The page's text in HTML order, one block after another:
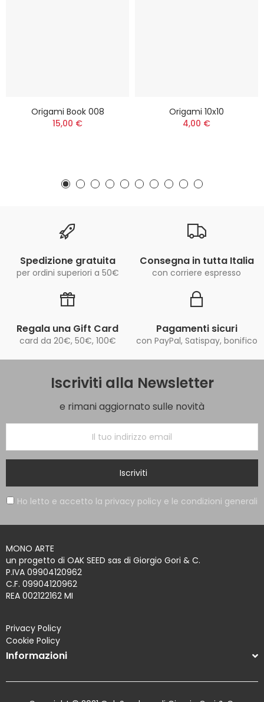
Origami Book 008
15,00 €
Origami 10x10
4,00 €
Spedizione gratuita
per ordini superiori a 50€
Consegna in tutta Italia
con corriere espresso
Regala una Gift Card
card da 20€, 50€, 100€
Pagamenti sicuri
con PayPal, Satispay, bonifico
Iscriviti alla Newsletter
e rimani aggiornato sulle novità
Iscriviti
Ho letto e accetto la privacy policy e le condizioni generali
MONO ARTE
un progetto di OAK SEED sas di Giorgio Gori & C.
P.IVA 09904120962
C.F. 09904120962
REA 002122162 MI
Privacy Policy
Cookie Policy
Informazioni